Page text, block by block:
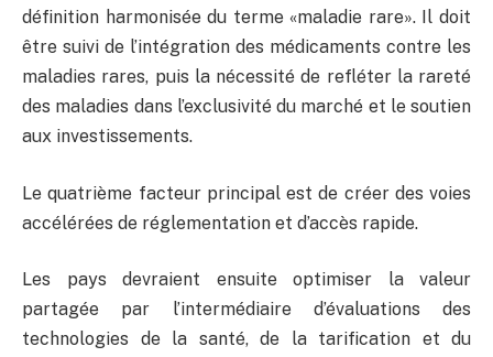
définition harmonisée du terme «maladie rare». Il doit
être suivi de l’intégration des médicaments contre les
maladies rares, puis la nécessité de refléter la rareté
des maladies dans l’exclusivité du marché et le soutien
aux investissements.
Le quatrième facteur principal est de créer des voies
accélérées de réglementation et d’accès rapide.
Les pays devraient ensuite optimiser la valeur
partagée par l’intermédiaire d’évaluations des
technologies de la santé, de la tarification et du